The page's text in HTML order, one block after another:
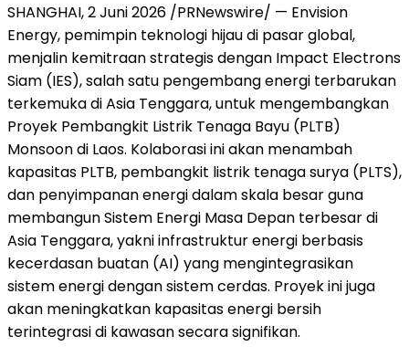
SHANGHAI, 2 Juni 2026 /PRNewswire/ — Envision
Energy, pemimpin teknologi hijau di pasar global,
menjalin kemitraan strategis dengan Impact Electrons
Siam (IES), salah satu pengembang energi terbarukan
terkemuka di Asia Tenggara, untuk mengembangkan
Proyek Pembangkit Listrik Tenaga Bayu (PLTB)
Monsoon di Laos. Kolaborasi ini akan menambah
kapasitas PLTB, pembangkit listrik tenaga surya (PLTS),
dan penyimpanan energi dalam skala besar guna
membangun Sistem Energi Masa Depan terbesar di
Asia Tenggara, yakni infrastruktur energi berbasis
kecerdasan buatan (AI) yang mengintegrasikan
sistem energi dengan sistem cerdas. Proyek ini juga
akan meningkatkan kapasitas energi bersih
terintegrasi di kawasan secara signifikan.